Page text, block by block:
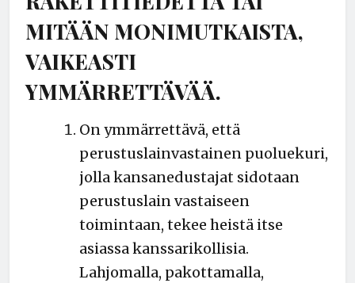
MITÄÄN MONIMUTKAISTA,
VAIKEASTI
YMMÄRRETTÄVÄÄ.
On ymmärrettävä, että
perustuslainvastainen puoluekuri,
jolla kansanedustajat sidotaan
perustuslain vastaiseen
toimintaan, tekee heistä itse
asiassa kanssarikollisia.
Lahjomalla, pakottamalla,